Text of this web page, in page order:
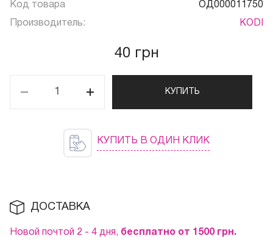
Код товара ОД000011750
Производитель: KODI
40 грн
КУПИТЬ
КУПИТЬ В ОДИН КЛИК
ДОСТАВКА
Новой почтой 2 - 4 дня, бесплатно от 1500 грн.